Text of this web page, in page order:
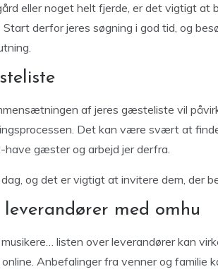
eller noget helt fjerde, er det vigtigt at
derfor jeres søgning i god tid, og
af jeres gæsteliste vil
Det kan være svært at
have gæster og arbejd jer derfra.
og det er vigtigt at invitere dem, der
med omhu
listen over leverandører kan
Anbefalinger fra venner og familie